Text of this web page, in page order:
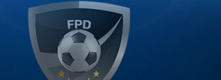
el reciente triunfo del
visitante decretó que
el certamen más